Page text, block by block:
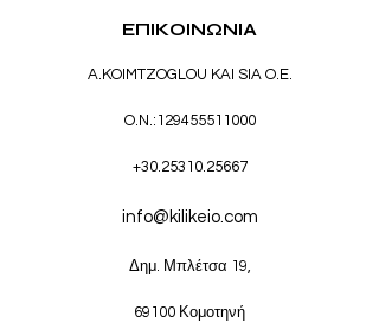
ΕΠΙΚΟΙΝΩΝΙΑ
A.KOIMTZOGLOU KAI SIA O.E.
O.N.: 129455511000
+30.25310.25667
info@kilikeio.com
Δημ. Μπλέτσα 19,
69100 Κομοτηνή